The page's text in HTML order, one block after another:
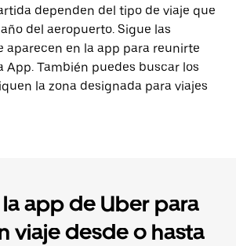
dependen del tipo de viaje que
del aeropuerto. Sigue las
aparecen en la app para reunirte
App. También puedes buscar los
la zona designada para viajes
app de Uber para
viaje desde o hasta